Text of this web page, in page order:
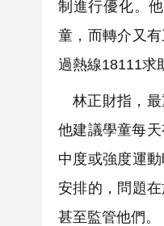
制進行優化。
童，而轉介又
過熱線18111求
林正財指，
他建議學童每
中度或強度運
安排的，問題
甚至監管他們。